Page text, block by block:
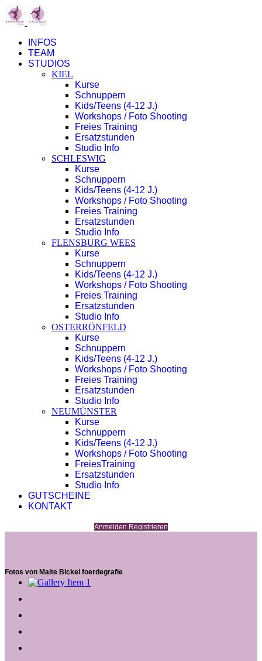
INFOS
TEAM
STUDIOS
KIEL
Kurse
Schnuppern
Kids/Teens (4-12 J.)
Workshops / Foto Shooting
Freies Training
Ersatzstunden
Studio Info
SCHLESWIG
Kurse
Schnuppern
Kids/Teens (4-12 J.)
Workshops / Foto Shooting
Freies Training
Ersatzstunden
Studio Info
FLENSBURG WEES
Kurse
Schnuppern
Kids/Teens (4-12 J.)
Workshops / Foto Shooting
Freies Training
Ersatzstunden
Studio Info
OSTERRÖNFELD
Kurse
Schnuppern
Kids/Teens (4-12 J.)
Workshops / Foto Shooting
Freies Training
Ersatzstunden
Studio Info
NEUMÜNSTER
Kurse
Schnuppern
Kids/Teens (4-12 J.)
Workshops / Foto Shooting
FreiesTraining
Ersatzstunden
Studio Info
GUTSCHEINE
KONTAKT
Anmelden Registrieren
Fotos von Malte Bickel foerdegrafie